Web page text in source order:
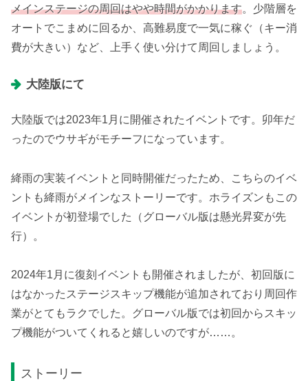
メインステージの周回はやや時間がかかります。少階層を
オートでこまめに回るか、高難易度で一気に稼ぐ（キー消
費が大きい）など、上手く使い分けて周回しましょう。
大陸版にて
大陸版では2023年1月に開催されたイベントです。卯年だ
ったのでウサギがモチーフになっています。
絳雨の実装イベントと同時開催だったため、こちらのイベ
ントも絳雨がメインなストーリーです。ホライズンもこの
イベントが初登場でした（グローバル版は懸光昇変が先
行）。
2024年1月に復刻イベントも開催されましたが、初回版に
はなかったステージスキップ機能が追加されており周回作
業がとてもラクでした。グローバル版では初回からスキッ
プ機能がついてくれると嬉しいのですが……。
ストーリー